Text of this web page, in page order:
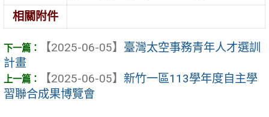
相關附件
【2025-06-05】 臺灣太空事務青年人才選訓
計畫
【2025-06-05】 新竹一區113學年度自主學
習聯合成果博覽會